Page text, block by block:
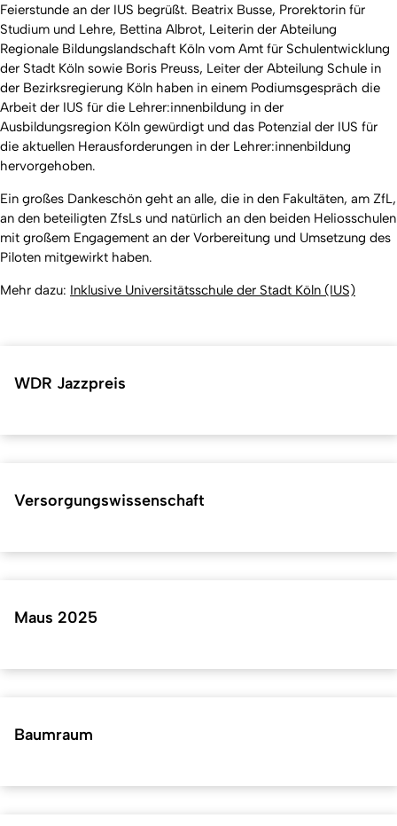
Feierstunde an der IUS begrüßt. Beatrix Busse, Prorektorin für
Studium und Lehre, Bettina Albrot, Leiterin der Abteilung
Regionale Bildungslandschaft Köln vom Amt für Schulentwicklung
der Stadt Köln sowie Boris Preuss, Leiter der Abteilung Schule in
der Bezirksregierung Köln haben in einem Podiumsgespräch die
Arbeit der IUS für die Lehrer:innenbildung in der
Ausbildungsregion Köln gewürdigt und das Potenzial der IUS für
die aktuellen Herausforderungen in der Lehrer:innenbildung
hervorgehoben.
Ein großes Dankeschön geht an alle, die in den Fakultäten, am ZfL,
an den beteiligten ZfsLs und natürlich an den beiden Heliosschulen
mit großem Engagement an der Vorbereitung und Umsetzung des
Piloten mitgewirkt haben.
Mehr dazu: Inklusive Universitätsschule der Stadt Köln (IUS)
WDR Jazzpreis
Versorgungswissenschaft
Maus 2025
Baumraum